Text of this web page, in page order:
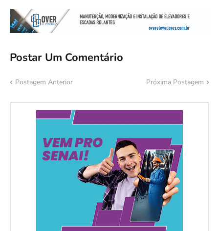
Postar Um Comentário
Postagem Anterior Próxima Postagem